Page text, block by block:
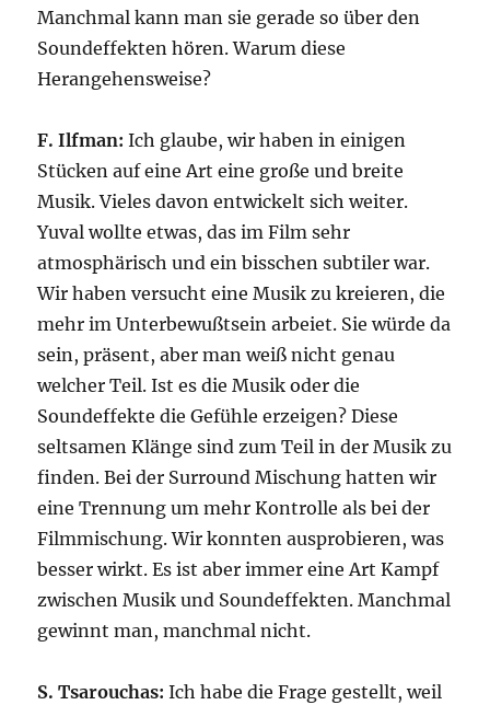
Manchmal kann man sie gerade so über den
Soundeffekten hören. Warum diese
Herangehensweise?
F. Ilfman: Ich glaube, wir haben in einigen
Stücken auf eine Art eine große und breite
Musik. Vieles davon entwickelt sich weiter.
Yuval wollte etwas, das im Film sehr
atmosphärisch und ein bisschen subtiler war.
Wir haben versucht eine Musik zu kreieren, die
mehr im Unterbewußtsein arbeiet. Sie würde da
sein, präsent, aber man weiß nicht genau
welcher Teil. Ist es die Musik oder die
Soundeffekte die Gefühle erzeigen? Diese
seltsamen Klänge sind zum Teil in der Musik zu
finden. Bei der Surround Mischung hatten wir
eine Trennung um mehr Kontrolle als bei der
Filmmischung. Wir konnten ausprobieren, was
besser wirkt. Es ist aber immer eine Art Kampf
zwischen Musik und Soundeffekten. Manchmal
gewinnt man, manchmal nicht.
S. Tsarouchas: Ich habe die Frage gestellt, weil